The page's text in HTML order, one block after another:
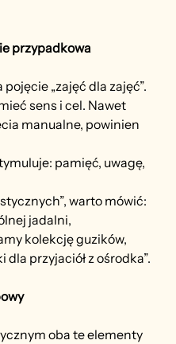
przypadkowa
„zajęć dla zajęć”.
sens i cel. Nawet
manualne, powinien
pamięć, uwagę,
warto mówić:
jadalni,
kolekcję guzików,
przyjaciół z ośrodka”.
oba te elementy